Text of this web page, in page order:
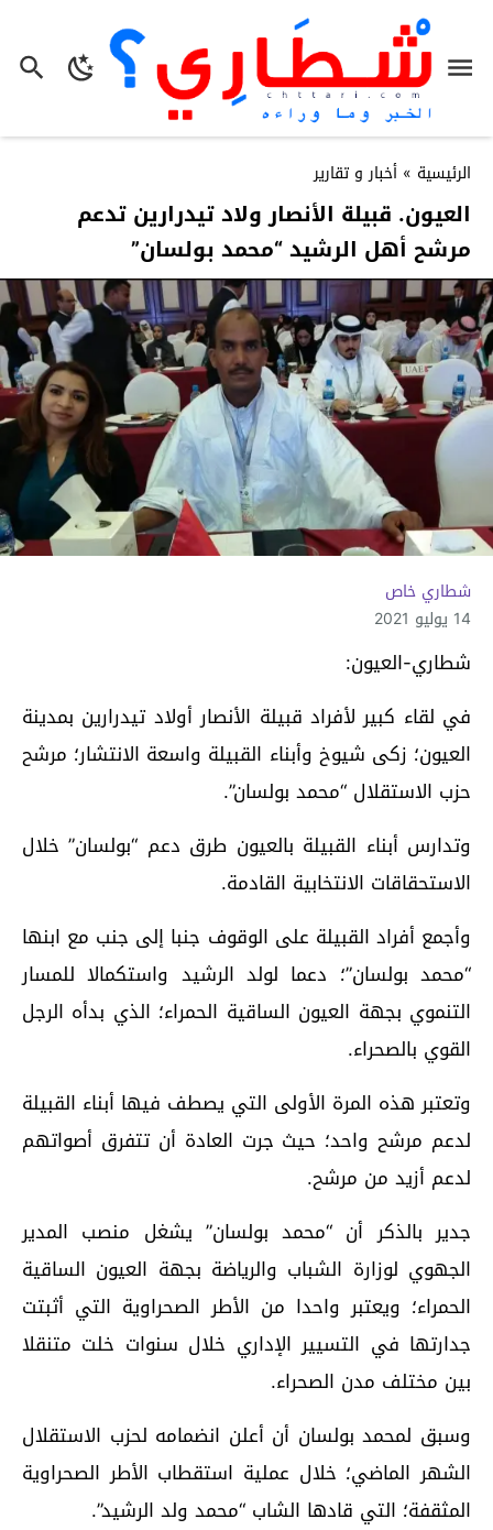
الرئيسية » أخبار و تقارير
العيون. قبيلة الأنصار ولاد تيدرارين تدعم
مرشح أهل الرشيد “محمد بولسان”
شطاري خاص
14 يوليو 2021
شطاري-العيون:
في لقاء كبير لأفراد قبيلة الأنصار أولاد تيدرارين بمدينة
العيون؛ زكى شيوخ وأبناء القبيلة واسعة الانتشار؛ مرشح
حزب الاستقلال “محمد بولسان”.
وتدارس أبناء القبيلة بالعيون طرق دعم “بولسان” خلال
الاستحقاقات الانتخابية القادمة.
وأجمع أفراد القبيلة على الوقوف جنبا إلى جنب مع ابنها
“محمد بولسان”؛ دعما لولد الرشيد واستكمالا للمسار
التنموي بجهة العيون الساقية الحمراء؛ الذي بدأه الرجل
القوي بالصحراء.
وتعتبر هذه المرة الأولى التي يصطف فيها أبناء القبيلة
لدعم مرشح واحد؛ حيث جرت العادة أن تتفرق أصواتهم
لدعم أزيد من مرشح.
جدير بالذكر أن “محمد بولسان” يشغل منصب المدير
الجهوي لوزارة الشباب والرياضة بجهة العيون الساقية
الحمراء؛ ويعتبر واحدا من الأطر الصحراوية التي أثبتت
جدارتها في التسيير الإداري خلال سنوات خلت متنقلا
بين مختلف مدن الصحراء.
وسبق لمحمد بولسان أن أعلن انضمامه لحزب الاستقلال
الشهر الماضي؛ خلال عملية استقطاب الأطر الصحراوية
المثقفة؛ التي قادها الشاب “محمد ولد الرشيد”.